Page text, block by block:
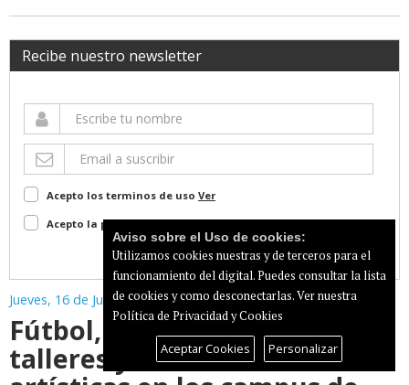
Recibe nuestro newsletter
Acepto los terminos de uso Ver
Acepto la política de privacidadVer
Suscribir
Jueves, 16 de Julio de 2026
Fútbol, baloncesto, natación,
talleres y actividades
Aviso sobre el Uso de cookies:
Utilizamos cookies nuestras y de terceros para el
funcionamiento del digital. Puedes consultar la lista
de cookies y como desconectarlas.Ver nuestra
Política de Privacidad y Cookies
Aceptar Cookies Personalizar